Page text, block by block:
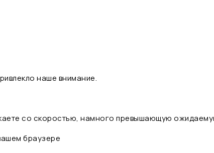
наше внимание.
со скоростью, намного превышающую
браузере